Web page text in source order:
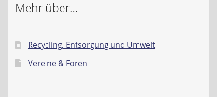
Mehr über…
Recycling, Entsorgung und Umwelt
Vereine & Foren